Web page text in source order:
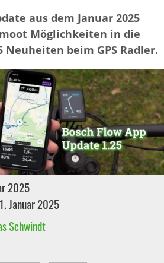
aus dem Januar 2025
Möglichkeiten in die
Neuheiten beim GPS Radler.
2025
Januar 2025
Schwindt